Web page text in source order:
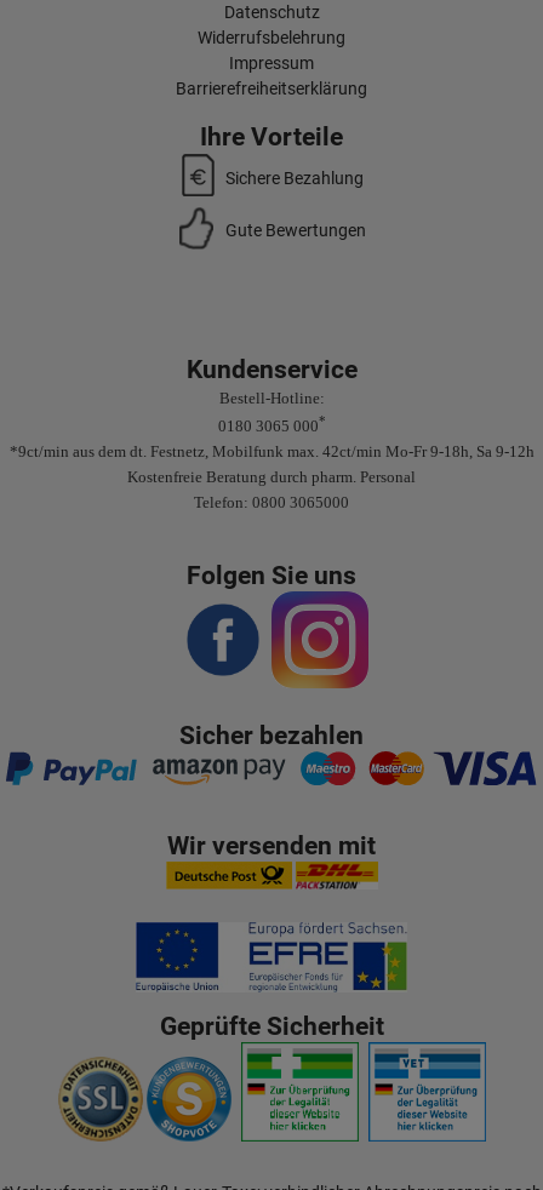
Datenschutz
Widerrufsbelehrung
Impressum
Barrierefreiheitserklärung
Ihre Vorteile
Sichere Bezahlung
Gute Bewertungen
Kundenservice
Bestell-Hotline:
0180 3065 000*
*9ct/min aus dem dt. Festnetz, Mobilfunk max. 42ct/min Mo-Fr 9-18h, Sa 9-12h
Kostenfreie Beratung durch pharm. Personal
Telefon: 0800 3065000
Folgen Sie uns
Sicher bezahlen
Wir versenden mit
Geprüfte Sicherheit